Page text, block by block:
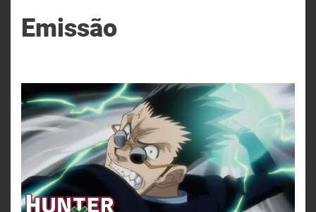
Emissão